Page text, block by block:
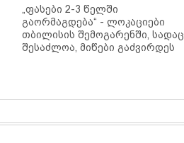
„ფასები 2-3 წელში
გაორმაგდება“ - ლოკაციები
თბილისის შემოგარენში, სადაც
შესაძლოა, მიწები გაძვირდეს